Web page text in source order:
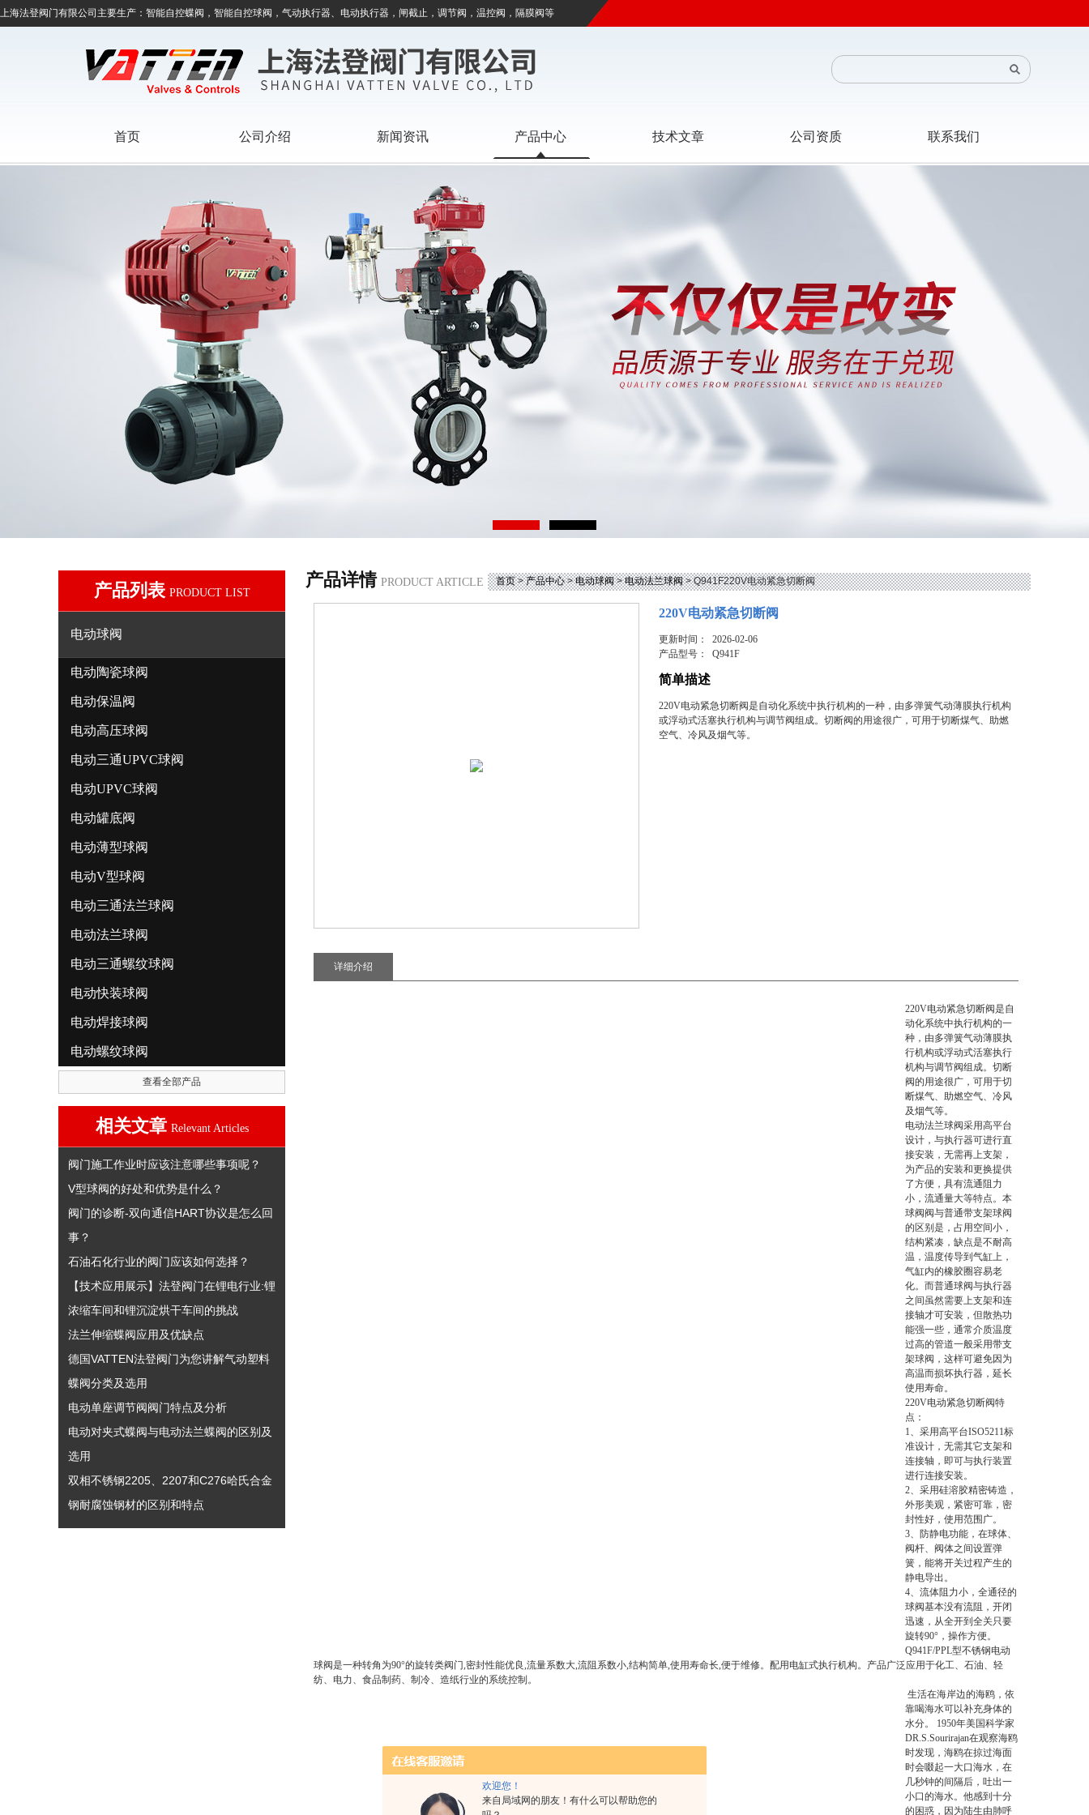
欢迎您！
来自局域网的朋友！有什么可以帮助您的
上海法登阀门有限公司主要生产：智能自控蝶阀，智能自控球阀，气动执行器、电动执行器，闸截止，调节阀，温控阀，隔膜阀等
首页 公司介绍 新闻资讯 产品中心 技术文章 公司资质 联系我们
产品列表 PRODUCT LIST
电动球阀
电动陶瓷球阀
电动保温阀
电动高压球阀
电动三通UPVC球阀
电动UPVC球阀
电动罐底阀
电动薄型球阀
电动V型球阀
电动三通法兰球阀
电动法兰球阀
电动三通螺纹球阀
电动快装球阀
电动焊接球阀
电动螺纹球阀
查看全部产品
相关文章 Relevant Articles
阀门施工作业时应该注意哪些事项呢？
V型球阀的好处和优势是什么？
阀门的诊断-双向通信HART协议是怎么回
事？
石油石化行业的阀门应该如何选择？
【技术应用展示】法登阀门在锂电行业:锂
浓缩车间和锂沉淀烘干车间的挑战
法兰伸缩蝶阀应用及优缺点
德国VATTEN法登阀门为您讲解气动塑料
蝶阀分类及选用
电动单座调节阀阀门特点及分析
电动对夹式蝶阀与电动法兰蝶阀的区别及
选用
双相不锈钢2205、2207和C276哈氏合金
钢耐腐蚀钢材的区别和特点
产品详情 PRODUCT ARTICLE 首页>产品中心>电动球阀>电动法兰球阀> Q941F220V电动紧急切断阀
220V电动紧急切断阀
更新时间： 2026-02-06
产品型号：Q941F
简单描述
220V电动紧急切断阀是自动化系统中执行机构的一种，由多弹簧气动薄膜执行机构
或浮动式活塞执行机构与调节阀组成。切断阀的用途很广，可用于切断煤气、助燃
空气、冷风及烟气等。
详细介绍
220V电动紧急切断阀是自
动化系统中执行机构的一
种，由多弹簧气动薄膜执
行机构或浮动式活塞执行
机构与调节阀组成。切断
阀的用途很广，可用于切
断煤气、助燃空气、冷风
及烟气等。
电动法兰球阀采用高平台
设计，与执行器可进行直
接安装，无需再上支架，
为产品的安装和更换提供
了方便，具有流通阻力
小，流通量大等特点。本
球阀阀与普通带支架球阀
的区别是，占用空间小，
结构紧凑，缺点是不耐高
温，温度传导到气缸上，
气缸内的橡胶圈容易老
化。而普通球阀与执行器
之间虽然需要上支架和连
接轴才可安装，但散热功
能强一些，通常介质温度
过高的管道一般采用带支
架球阀，这样可避免因为
高温而损坏执行器，延长
使用寿命。
220V电动紧急切断阀特
点：
1、采用高平台ISO5211标
准设计，无需其它支架和
连接轴，即可与执行装置
进行连接安装。
2、采用硅溶胶精密铸造，
外形美观，紧密可靠，密
封性好，使用范围广。
3、防静电功能，在球体、
阀杆、阀体之间设置弹
簧，能将开关过程产生的
静电导出。
4、流体阻力小，全通径的
球阀基本没有流阻，开闭
迅速，从全开到全关只要
旋转90°，操作方便。
Q941F/PPL型不锈钢电动
球阀是一种转角为90°的旋转类阀门,密封性能优良,流量系数大,流阻系数小,结构简单,使用寿命长,便于维修。配用电缸式执行机构。产品广泛应用于化工、石油、轻
纺、电力、食品制药、制冷、造纸行业的系统控制。
生活在海岸边的海鸥，依
靠喝海水可以补充身体的
水分。 1950年美国科学家
DR.S.Sourirajan在观察海鸥
时发现，海鸥在掠过海面
时会啜起一大口海水，在
几秒钟的间隔后，吐出一
小口的海水。他感到十分
的困惑，因为陆生由肺呼